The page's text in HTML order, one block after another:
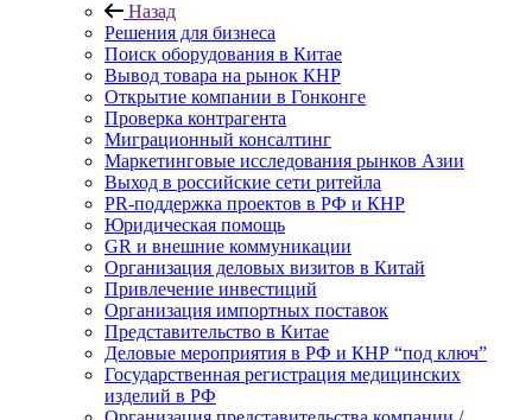
Назад
Решения для бизнеса
Поиск оборудования в Китае
Вывод товара на рынок КНР
Открытие компании в Гонконге
Проверка контрагента
Миграционный консалтинг
Маркетинговые исследования рынков Азии
Выход в российские сети ритейла
PR-поддержка проектов в РФ и КНР
Юридическая помощь
GR и внешние коммуникации
Организация деловых визитов в Китай
Привлечение инвестиций
Организация импортных поставок
Представительство в Китае
Деловые мероприятия в РФ и КНР “под ключ”
Государственная регистрация медицинских
изделий в РФ